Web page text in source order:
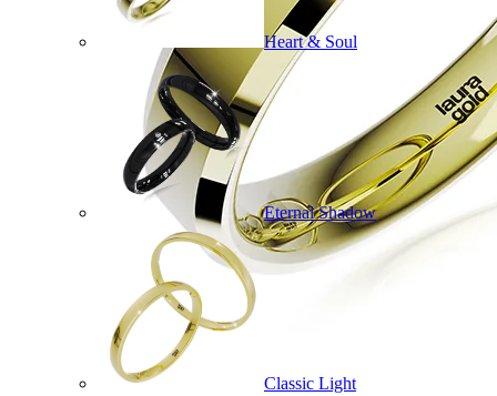
Heart & Soul
Eternal Shadow
Classic Light